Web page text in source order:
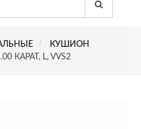
КУШИОН
КАРАТ, L, VVS2